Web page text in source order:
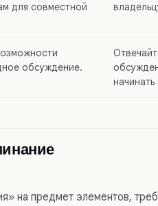
для совместной
обсуждение.
на предмет элементов,